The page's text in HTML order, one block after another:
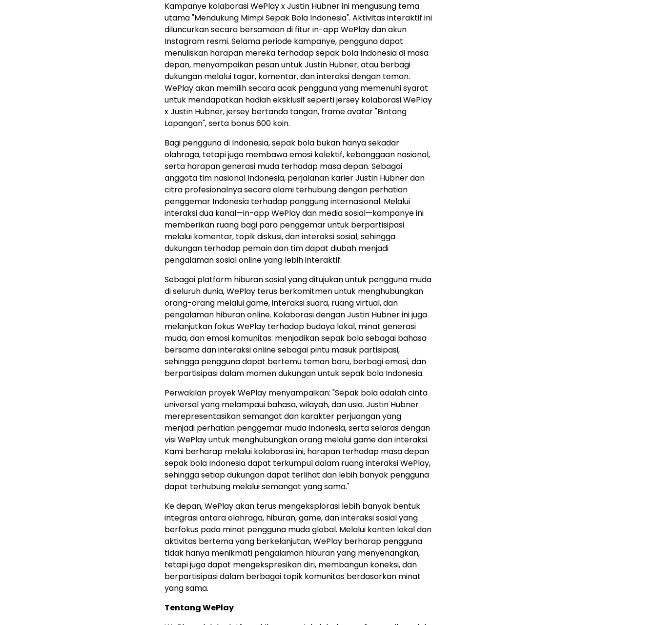
Kampanye kolaborasi WePlay x Justin Hubner ini mengusung tema
utama "Mendukung Mimpi Sepak Bola Indonesia". Aktivitas interaktif ini
diluncurkan secara bersamaan di fitur in-app WePlay dan akun
Instagram resmi. Selama periode kampanye, pengguna dapat
menuliskan harapan mereka terhadap sepak bola Indonesia di masa
depan, menyampaikan pesan untuk Justin Hubner, atau berbagi
dukungan melalui tagar, komentar, dan interaksi dengan teman.
WePlay akan memilih secara acak pengguna yang memenuhi syarat
untuk mendapatkan hadiah eksklusif seperti jersey kolaborasi WePlay
x Justin Hubner, jersey bertanda tangan, frame avatar "Bintang
Lapangan", serta bonus 600 koin.
Bagi pengguna di Indonesia, sepak bola bukan hanya sekadar
olahraga, tetapi juga membawa emosi kolektif, kebanggaan nasional,
serta harapan generasi muda terhadap masa depan. Sebagai
anggota tim nasional Indonesia, perjalanan karier Justin Hubner dan
citra profesionalnya secara alami terhubung dengan perhatian
penggemar Indonesia terhadap panggung internasional. Melalui
interaksi dua kanal—in-app WePlay dan media sosial—kampanye ini
memberikan ruang bagi para penggemar untuk berpartisipasi
melalui komentar, topik diskusi, dan interaksi sosial, sehingga
dukungan terhadap pemain dan tim dapat diubah menjadi
pengalaman sosial online yang lebih interaktif.
Sebagai platform hiburan sosial yang ditujukan untuk pengguna muda
di seluruh dunia, WePlay terus berkomitmen untuk menghubungkan
orang-orang melalui game, interaksi suara, ruang virtual, dan
pengalaman hiburan online. Kolaborasi dengan Justin Hubner ini juga
melanjutkan fokus WePlay terhadap budaya lokal, minat generasi
muda, dan emosi komunitas: menjadikan sepak bola sebagai bahasa
bersama dan interaksi online sebagai pintu masuk partisipasi,
sehingga pengguna dapat bertemu teman baru, berbagi emosi, dan
berpartisipasi dalam momen dukungan untuk sepak bola Indonesia.
Perwakilan proyek WePlay menyampaikan: "Sepak bola adalah cinta
universal yang melampaui bahasa, wilayah, dan usia. Justin Hubner
merepresentasikan semangat dan karakter perjuangan yang
menjadi perhatian penggemar muda Indonesia, serta selaras dengan
visi WePlay untuk menghubungkan orang melalui game dan interaksi.
Kami berharap melalui kolaborasi ini, harapan terhadap masa depan
sepak bola Indonesia dapat terkumpul dalam ruang interaksi WePlay,
sehingga setiap dukungan dapat terlihat dan lebih banyak pengguna
dapat terhubung melalui semangat yang sama."
Ke depan, WePlay akan terus mengeksplorasi lebih banyak bentuk
integrasi antara olahraga, hiburan, game, dan interaksi sosial yang
berfokus pada minat pengguna muda global. Melalui konten lokal dan
aktivitas bertema yang berkelanjutan, WePlay berharap pengguna
tidak hanya menikmati pengalaman hiburan yang menyenangkan,
tetapi juga dapat mengekspresikan diri, membangun koneksi, dan
berpartisipasi dalam berbagai topik komunitas berdasarkan minat
yang sama.
Tentang WePlay